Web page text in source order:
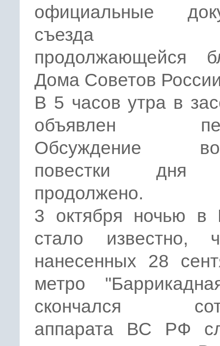
официальные
съезда
продолжающейся
Дома Советов
В 5 часов утра в
объявлен
Обсуждение
повестки дня
продолжено.
3 октября ночью
стало известно,
нанесенных 28
метро
скончался
аппарата ВС РФ